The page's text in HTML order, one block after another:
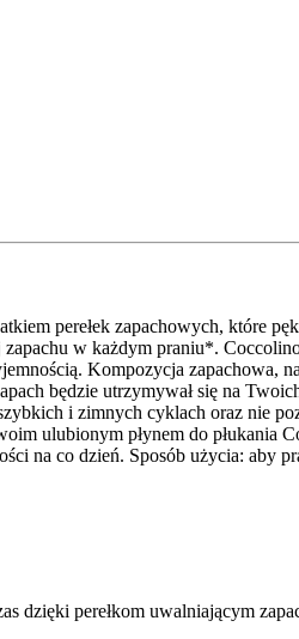
perełek zapachowych, które
zapachu w każdym praniu*.
Kompozycja zapachowa,
będzie utrzymywał się na
i zimnych cyklach oraz nie
ulubionym płynem do płukania
na co dzień. Sposób użycia: aby
dzięki perełkom uwalniającym